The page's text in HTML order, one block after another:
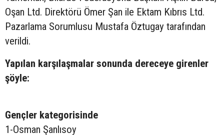
Oşan Ltd. Direktörü Ömer Şan ile Ektam Kıbrıs Ltd.
Pazarlama Sorumlusu Mustafa Öztugay tarafından
verildi.
Yapılan karşılaşmalar sonunda dereceye girenler
şöyle:
Gençler kategorisinde
1-Osman Şanlısoy